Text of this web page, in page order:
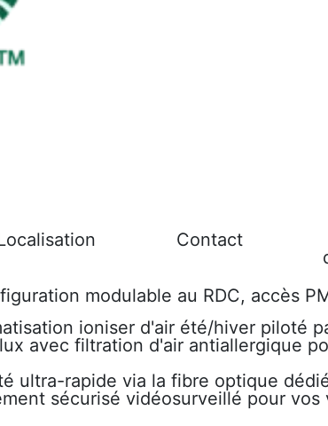
Contact
modulable au RDC, accès
ioniser d'air été/hiver piloté
avec filtration d'air antiallergique
ultra-rapide via la fibre optique
sécurisé vidéosurveillé pour vos